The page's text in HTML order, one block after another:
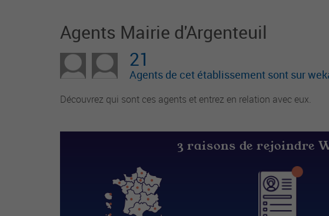
Agents Mairie d'Argenteuil
21
Agents de cet établissement sont sur
Découvrez qui sont ces agents et entrez en relation avec eux.
3 raisons de rejoindre